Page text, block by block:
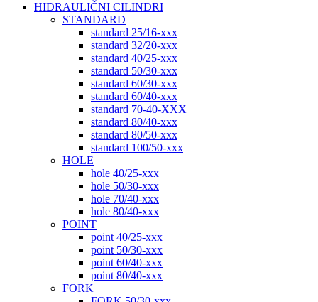
HIDRAULIČNI CILINDRI
STANDARD
standard 25/16-xxx
standard 32/20-xxx
standard 40/25-xxx
standard 50/30-xxx
standard 60/30-xxx
standard 60/40-xxx
standard 70-40-XXX
standard 80/40-xxx
standard 80/50-xxx
standard 100/50-xxx
HOLE
hole 40/25-xxx
hole 50/30-xxx
hole 70/40-xxx
hole 80/40-xxx
POINT
point 40/25-xxx
point 50/30-xxx
point 60/40-xxx
point 80/40-xxx
FORK